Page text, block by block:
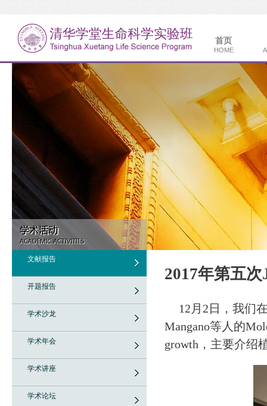
首页
HOME
文献报告
开题报告
学术沙龙
学术年会
学术讲座
学术论坛
2017年第五
12月2日，我们
Mangano等人的
growth，主要介绍